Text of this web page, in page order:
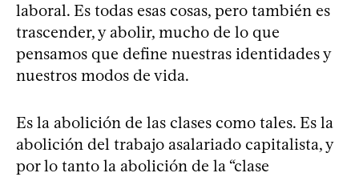
laboral. Es todas esas cosas, pero también es
trascender, y abolir, mucho de lo que
pensamos que define nuestras identidades y
nuestros modos de vida.
Es la abolición de las clases como tales. Es la
abolición del trabajo asalariado capitalista, y
por lo tanto la abolición de la “clase